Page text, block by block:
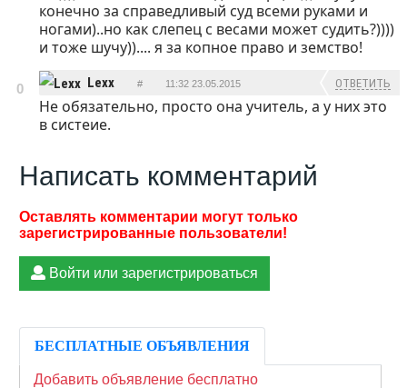
конечно за справедливый суд всеми руками и
ногами)..но как слепец с весами может судить?))))
и тоже шучу)).... я за копное право и земство!
0 Lexx # 11:32 23.05.2015 ОТВЕТИТЬ
Не обязательно, просто она учитель, а у них это
в систеие.
Написать комментарий
Войти или зарегистрироваться
БЕСПЛАТНЫЕ ОБЪЯВЛЕНИЯ
Добавить объявление бесплатно